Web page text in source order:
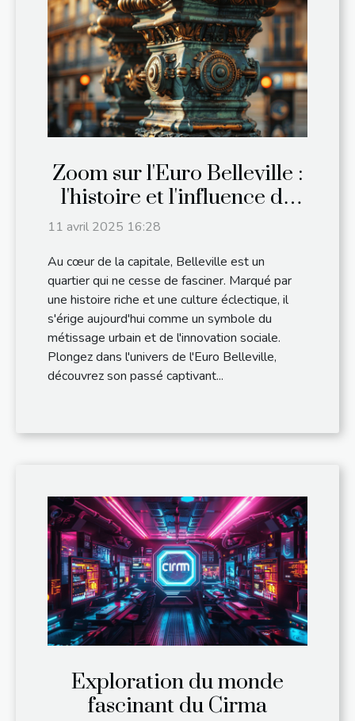
Zoom sur l'Euro Belleville :
l'histoire et l'influence de
Belleville
11 avril 2025 16:28
Au cœur de la capitale, Belleville est un
quartier qui ne cesse de fasciner. Marqué par
une histoire riche et une culture éclectique, il
s'érige aujourd'hui comme un symbole du
métissage urbain et de l'innovation sociale.
Plongez dans l'univers de l'Euro Belleville,
découvrez son passé captivant...
Exploration du monde
fascinant du Cirma